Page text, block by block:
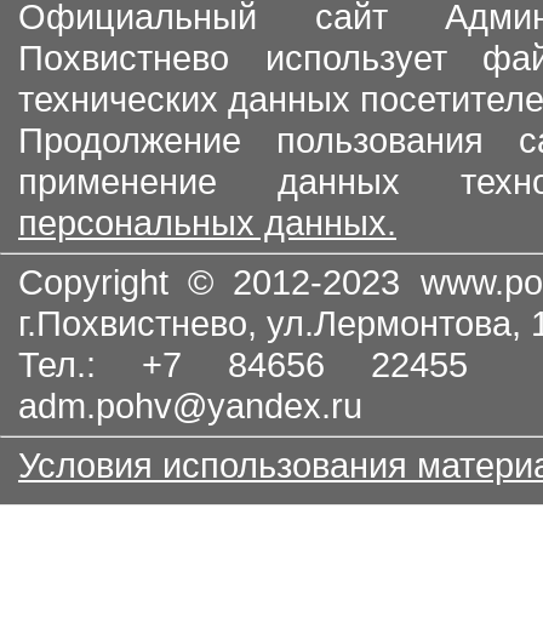
Официальный сайт
Похвистнево использует
технических данных
Продолжение пользования
применение данных
персональных данных.
Copyright © 2012-2023
г.Похвистнево, ул.Лермонтова,
Тел.: +7 84656
adm.pohv@yandex.ru
Условия использования